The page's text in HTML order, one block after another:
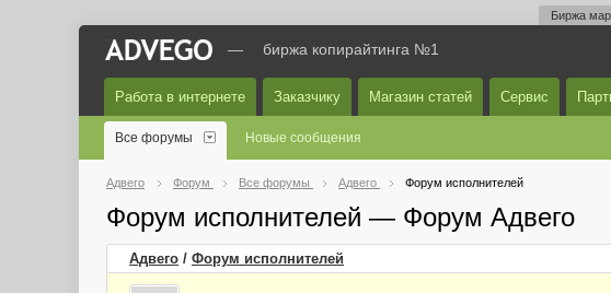
Биржа
— биржа копирайтинга №1
Работа в интернете Заказчику Магазин статей Сервис
Все форумы Новые сообщения
Адвего Форум Все форумы Адвего Форум исполнителей
Форум исполнителей — Форум Адвего
Адвего / Форум исполнителей